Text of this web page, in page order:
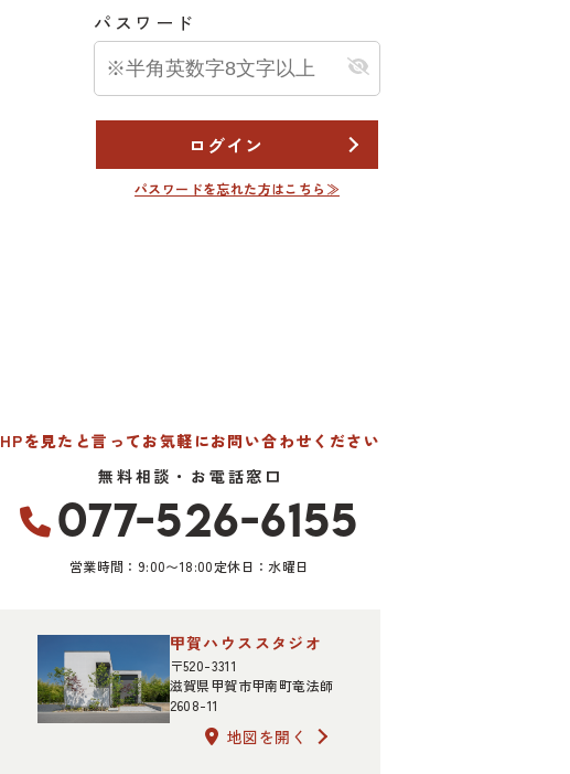
パスワード
ログイン
パスワードを忘れた方はこちら≫
HPを見たと言ってお気軽にお問い合わせください
無料相談・お電話窓口
077-526-6155
営業時間：9:00〜18:00定休日：水曜日
甲賀ハウススタジオ
〒520-3311
滋賀県甲賀市甲南町竜法師
2608-11
地図を開く